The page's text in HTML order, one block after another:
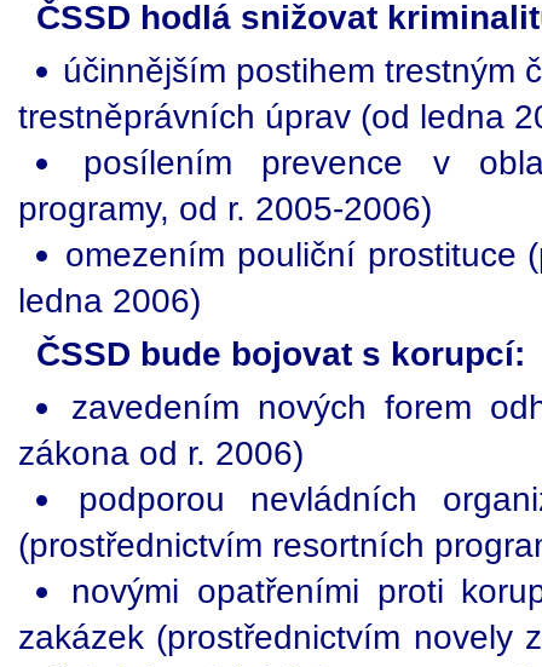
ČSSD hodlá snižovat
účinnějším postihem trestným
trestněprávních úprav (od ledna
posílením prevence v
programy, od r. 2005-2006)
omezením pouliční prostituce
ledna 2006)
ČSSD bude bojovat s korupcí:
zavedením nových forem
zákona od r. 2006)
podporou nevládních
(prostřednictvím resortních
novými opatřeními proti
zakázek (prostřednictvím novely